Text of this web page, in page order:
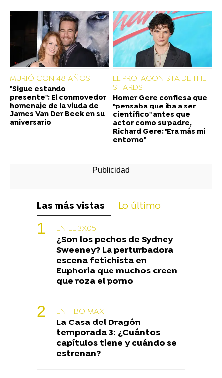
MURIÓ CON 48 AÑOS
"Sigue estando
presente": El conmovedor
homenaje de la viuda de
James Van Der Beek en su
aniversario
EL PROTAGONISTA DE THE
SHARDS
Homer Gere confiesa que
"pensaba que iba a ser
científico" antes que
actor como su padre,
Richard Gere: "Era más mi
entorno"
Las más vistas Lo último
EN EL 3X05
¿Son los pechos de Sydney
Sweeney? La perturbadora
escena fetichista en
Euphoria que muchos creen
que roza el porno
EN HBO MAX
La Casa del Dragón
temporada 3: ¿Cuántos
capítulos tiene y cuándo se
estrenan?